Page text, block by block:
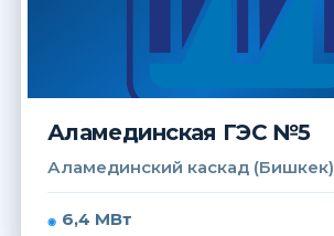
Аламединская ГЭС №5
Аламединский каскад (Бишкек)
6,4 МВт